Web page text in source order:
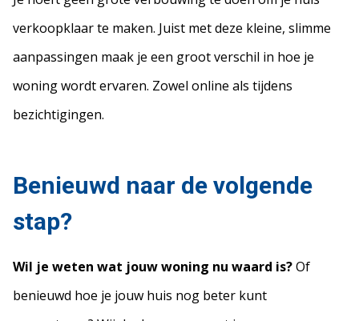
verkoopklaar te maken. Juist met deze kleine, slimme
aanpassingen maak je een groot verschil in hoe je
woning wordt ervaren. Zowel online als tijdens
bezichtigingen.
Benieuwd naar de volgende
stap?
Wil je weten wat jouw woning nu waard is?Of
benieuwd hoe je jouw huis nog beter kunt